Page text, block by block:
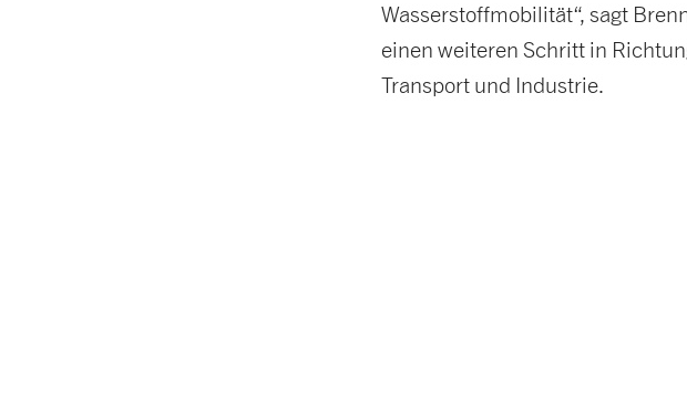
Wasserstoffmobilität“, sagt
einen weiteren Schritt in
Transport und Industrie.